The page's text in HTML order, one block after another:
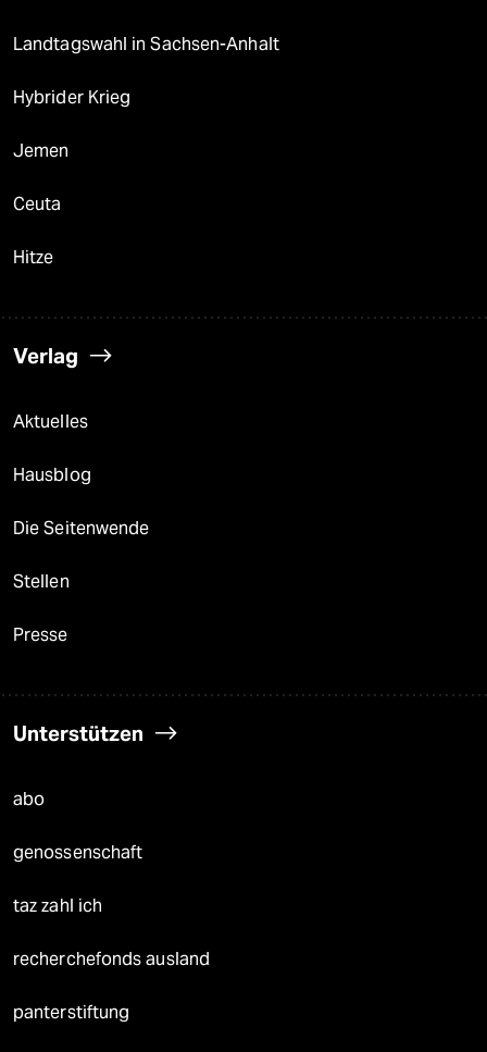
Landtagswahl in Sachsen-Anhalt
Hybrider Krieg
Jemen
Ceuta
Hitze
Verlag
Aktuelles
Hausblog
Die Seitenwende
Stellen
Presse
Unterstützen
abo
genossenschaft
taz zahl ich
recherchefonds ausland
panterstiftung